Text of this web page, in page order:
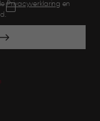
Privacyverklaring en